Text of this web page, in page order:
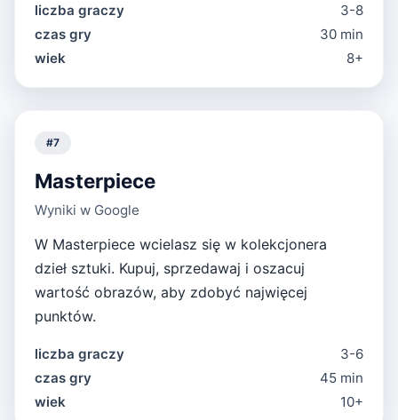
liczba graczy
3-8
czas gry
30 min
wiek
8+
#7
Masterpiece
Wyniki w Google
W Masterpiece wcielasz się w kolekcjonera
dzieł sztuki. Kupuj, sprzedawaj i oszacuj
wartość obrazów, aby zdobyć najwięcej
punktów.
liczba graczy
3-6
czas gry
45 min
wiek
10+